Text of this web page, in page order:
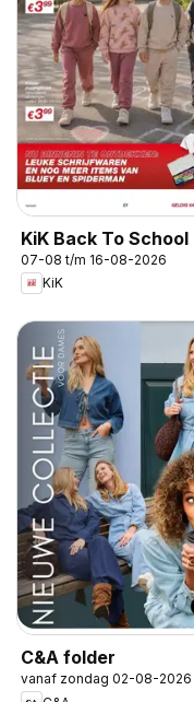
KiK Back To School
07-08 t/m 16-08-2026
KiK
C&A folder
vanaf zondag 02-08-2026